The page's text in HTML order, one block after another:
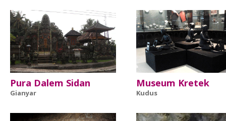
Pura Dalem Sidan
Gianyar
Museum Kretek
Kudus